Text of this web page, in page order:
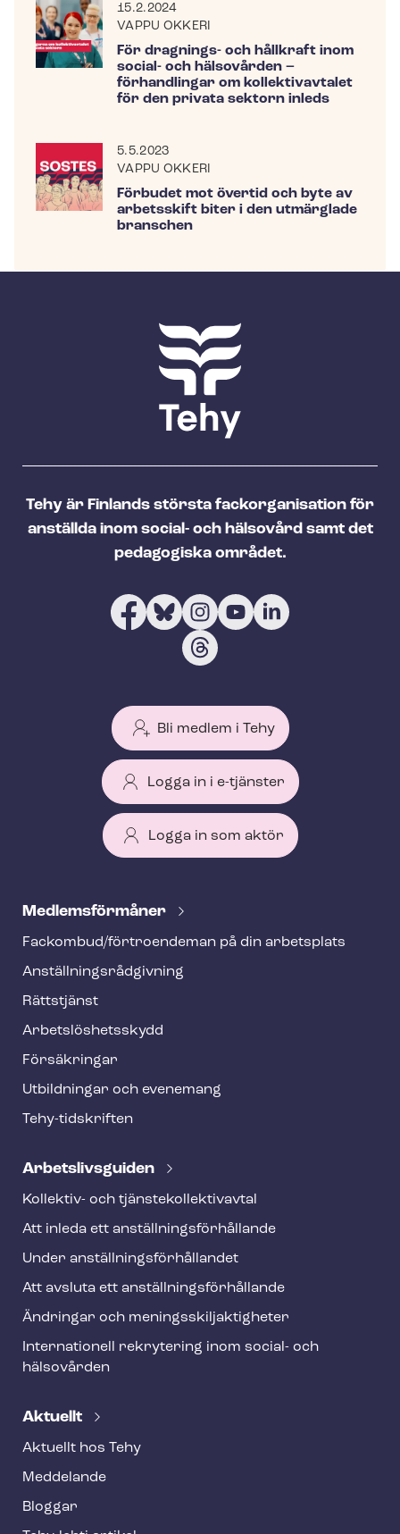
15.2.2024
VAPPU OKKERI
För dragnings- och hållkraft inom
social- och hälsovården –
förhandlingar om kollektivavtalet
för den privata sektorn inleds
5.5.2023
VAPPU OKKERI
Förbudet mot övertid och byte av
arbetsskift biter i den utmärglade
branschen
Tehy är Finlands största fackorganisation för
anställda inom social- och hälsovård samt det
pedagogiska området.
Bli medlem i Tehy
Logga in i e-tjänster
Logga in som aktör
e
f
o
o
t
e
Med­lems­för­må­ner
Fackombud/förtroendeman på din arbetsplats
An­ställ­nings­råd­giv­ning
Rättstjänst
Ar­bets­lös­hets­skydd
Försäkringar
Utbildningar och evenemang
Tehy-​tidskriften
Ar­bets­livs­gui­den
Kollektiv- och tjäns­te­kol­lek­tivav­tal
Att inleda ett an­ställ­nings­för­hål­lan­de
Under an­ställ­nings­för­hål­lan­det
Att avsluta ett an­ställ­nings­för­hål­lan­de
Ändringar och me­nings­skilj­ak­tig­he­ter
Internationell rekrytering inom social- och
hälsovården
Aktuellt
Aktuellt hos Tehy
Meddelande
Bloggar